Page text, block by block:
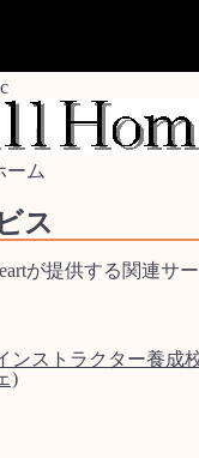
ーム
ス
が提供する関連サ
ンストラクター養成
)